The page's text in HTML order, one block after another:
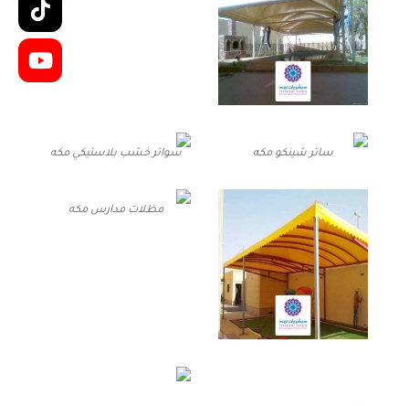
ساتر شينكو مكه سواتر خشب بلاستيكي مكه
مظلات مدارس مكه